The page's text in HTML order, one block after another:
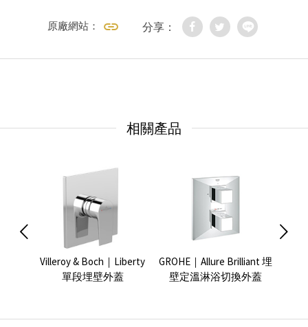
原廠網站： 分享：
相關產品
Villeroy & Boch｜Liberty
單段埋壁外蓋
GROHE｜Allure Brilliant 埋
壁定溫淋浴切換外蓋